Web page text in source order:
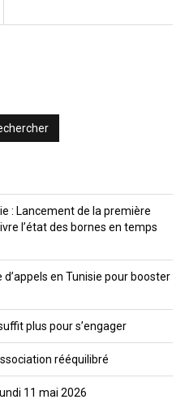
: Lancement de la première
l’état des bornes en temps
en Tunisie pour booster
plus pour s’engager
rééquilibré
11 mai 2026